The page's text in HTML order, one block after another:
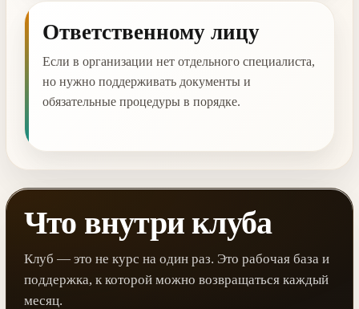
Ответственному лицу
Если в организации нет отдельного специалиста,
но нужно поддерживать документы и
обязательные процедуры в порядке.
Что внутри клуба
Клуб — это не курс на один раз. Это рабочая база и
поддержка, к которой можно возвращаться каждый
месяц.